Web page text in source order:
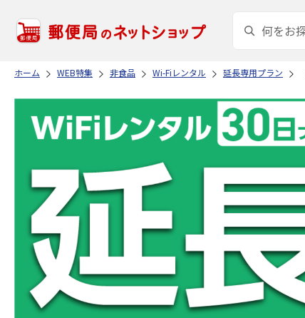
ホーム WEB特集 非食品 Wi-Fiレンタル 延長専用プラン